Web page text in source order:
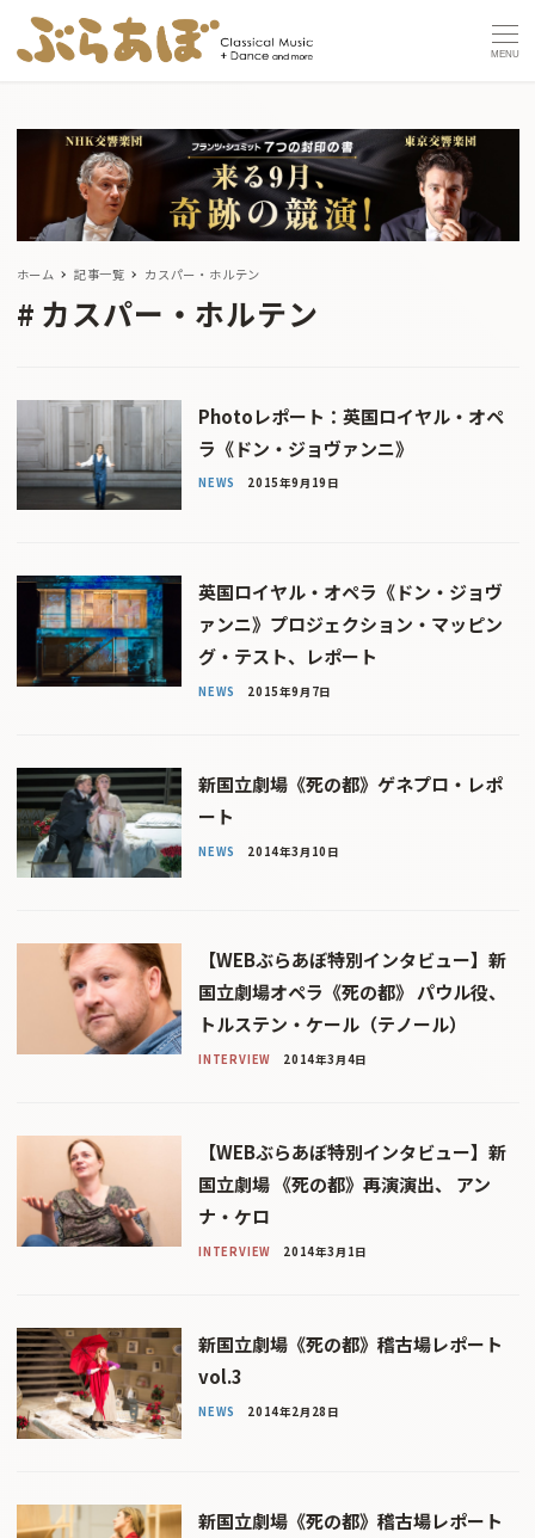
MENU
ホーム 記事一覧 カスパー・ホルテン
カスパー・ホルテン
Photoレポート：英国ロイヤル・オペ
ラ《ドン・ジョヴァンニ》
NEWS 2015年9月19日
英国ロイヤル・オペラ《ドン・ジョヴ
ァンニ》プロジェクション・マッピン
グ・テスト、レポート
NEWS 2015年9月7日
新国立劇場《死の都》ゲネプロ・レポ
ート
NEWS 2014年3月10日
【WEBぶらあぼ特別インタビュー】新
国立劇場オペラ《死の都》 パウル役、
トルステン・ケール（テノール）
INTERVIEW 2014年3月4日
【WEBぶらあぼ特別インタビュー】新
国立劇場 《死の都》再演演出、 アン
ナ・ケロ
INTERVIEW 2014年3月1日
新国立劇場《死の都》稽古場レポート
vol.3
NEWS 2014年2月28日
新国立劇場《死の都》稽古場レポート